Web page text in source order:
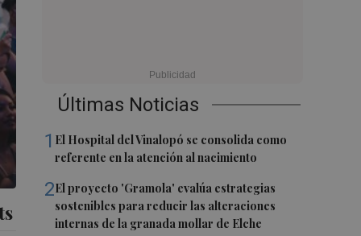
Últimas Noticias
1 El Hospital del Vinalopó se consolida como
referente en la atención al nacimiento
2El proyecto 'Gramola' evalúa estrategias
sostenibles para reducir las alteraciones
internas de la granada mollar de Elche